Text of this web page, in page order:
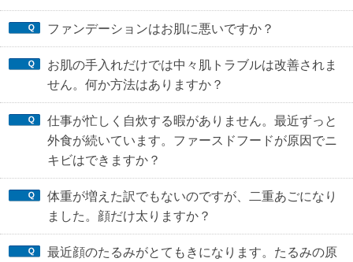
ファンデーションはお肌に悪いですか？
お肌の手入れだけでは中々肌トラブルは改善されま
せん。何か方法はありますか？
仕事が忙しく自炊する暇がありません。最近ずっと
外食が続いています。ファースドフードが原因でニ
キビはできますか？
体重が増えた訳でもないのですが、二重あごになり
ました。顔だけ太りますか？
最近顔のたるみがとてもきになります。たるみの原